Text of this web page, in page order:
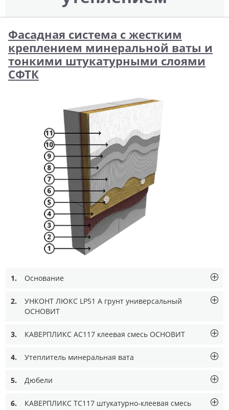
Фасадная система с жестким
креплением минеральной ваты и
тонкими штукатурными слоями
СФТК
1. Основание
2.
УНКОНТ ЛЮКС LP51 A грунт универсальный
ОСНОВИТ
3. КАВЕРПЛИКС AC117 клеевая смесь ОСНОВИТ
4. Утеплитель минеральная вата
5. Дюбели
6.
КАВЕРПЛИКС TC117 штукатурно-клеевая смесь